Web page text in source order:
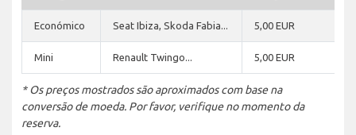
Económico Seat Ibiza, Skoda Fabia... 5,00 EUR
Mini Renault Twingo... 5,00 EUR
* Os preços mostrados são aproximados com base na
conversão de moeda. Por favor, verifique no momento da
reserva.